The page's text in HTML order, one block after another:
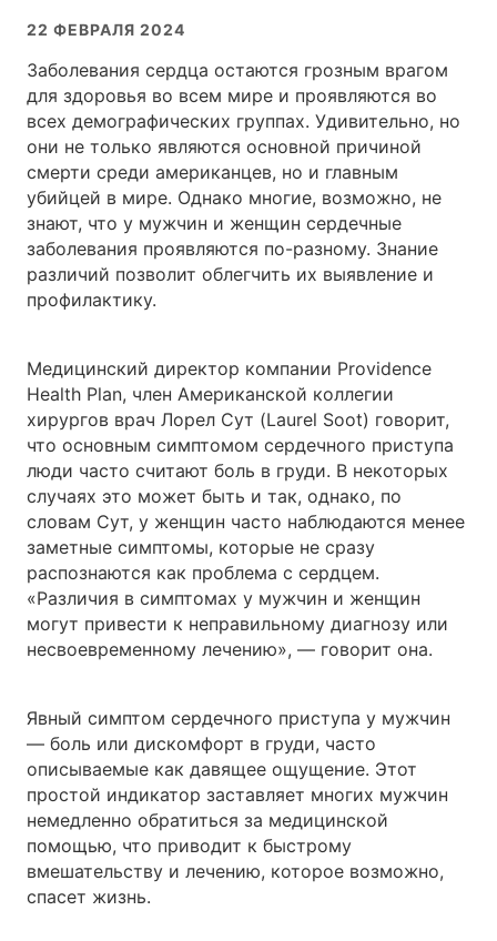
22 ФЕВРАЛЯ 2024
Заболевания сердца остаются грозным врагом
для здоровья во всем мире и проявляются во
всех демографических группах. Удивительно, но
они не только являются основной причиной
смерти среди американцев, но и главным
убийцей в мире. Однако многие, возможно, не
знают, что у мужчин и женщин сердечные
заболевания проявляются по-разному. Знание
различий позволит облегчить их выявление и
профилактику.
Медицинский директор компании Providence
Health Plan, член Американской коллегии
хирургов врач Лорел Сут (Laurel Soot) говорит,
что основным симптомом сердечного приступа
люди часто считают боль в груди. В некоторых
случаях это может быть и так, однако, по
словам Сут, у женщин часто наблюдаются менее
заметные симптомы, которые не сразу
распознаются как проблема с сердцем.
«Различия в симптомах у мужчин и женщин
могут привести к неправильному диагнозу или
несвоевременному лечению», — говорит она.
Явный симптом сердечного приступа у мужчин
— боль или дискомфорт в груди, часто
описываемые как давящее ощущение. Этот
простой индикатор заставляет многих мужчин
немедленно обратиться за медицинской
помощью, что приводит к быстрому
вмешательству и лечению, которое возможно,
спасет жизнь.